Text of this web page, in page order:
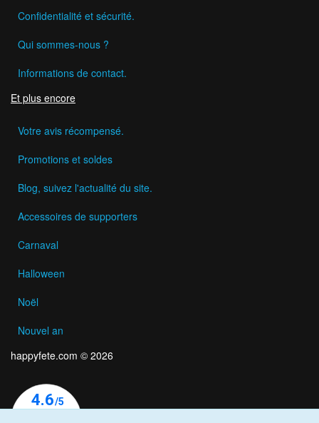
Confidentialité et sécurité.
Qui sommes-nous ?
Informations de contact.
Et plus encore
Votre avis récompensé.
Promotions et soldes
Blog, suivez l'actualité du site.
Accessoires de supporters
Carnaval
Halloween
Noël
Nouvel an
happyfete.com © 2026